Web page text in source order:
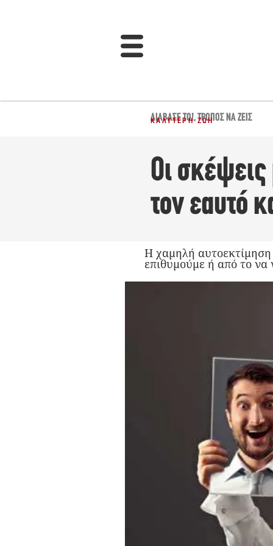
ΔΙΆΒΑΣΈ ΤΟ!,ΤΡΌΠΟΣ ΝΑ ΖΕΙΣ
ΚΑΛΎΤΕΡΗ ΖΩΉ
Οι σκέψεις
τον εαυτό
Η χαμηλή αυτοεκτίμηση
επιθυμούμε ή από το